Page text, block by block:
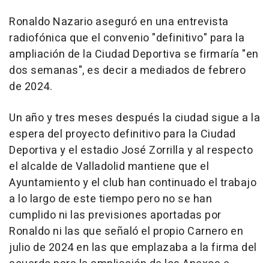
Ronaldo Nazario aseguró en una entrevista
radiofónica que el convenio "definitivo" para la
ampliación de la Ciudad Deportiva se firmaría "en
dos semanas", es decir a mediados de febrero
de 2024.
Un año y tres meses después la ciudad sigue a la
espera del proyecto definitivo para la Ciudad
Deportiva y el estadio José Zorrilla y al respecto
el alcalde de Valladolid mantiene que el
Ayuntamiento y el club han continuado el trabajo
a lo largo de este tiempo pero no se han
cumplido ni las previsiones aportadas por
Ronaldo ni las que señaló el propio Carnero en
julio de 2024 en las que emplazaba a la firma del